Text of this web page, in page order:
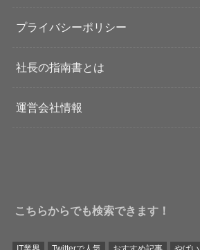
プライバシーポリシー
社長の指南書とは
運営会社情報
こちらからでも検索できます！